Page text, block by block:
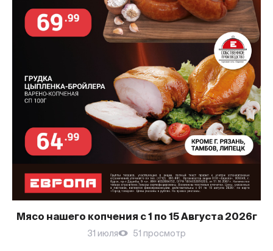
Мясо нашего копчения с 1 по 15 Августа 2026г
31 июля 51 просмотр